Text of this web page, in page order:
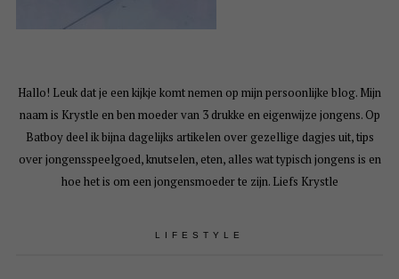
Hallo! Leuk dat je een kijkje komt nemen op mijn persoonlijke blog. Mijn
naam is Krystle en ben moeder van 3 drukke en eigenwijze jongens. Op
Batboy deel ik bijna dagelijks artikelen over gezellige dagjes uit, tips
over jongensspeelgoed, knutselen, eten, alles wat typisch jongens is en
hoe het is om een jongensmoeder te zijn. Liefs Krystle
LIFESTYLE